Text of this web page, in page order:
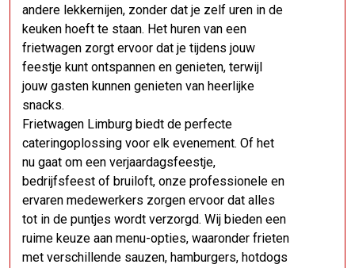
andere lekkernijen, zonder dat je zelf uren in de
keuken hoeft te staan. Het huren van een
frietwagen zorgt ervoor dat je tijdens jouw
feestje kunt ontspannen en genieten, terwijl
jouw gasten kunnen genieten van heerlijke
snacks.
Frietwagen Limburg biedt de perfecte
cateringoplossing voor elk evenement. Of het
nu gaat om een verjaardagsfeestje,
bedrijfsfeest of bruiloft, onze professionele en
ervaren medewerkers zorgen ervoor dat alles
tot in de puntjes wordt verzorgd. Wij bieden een
ruime keuze aan menu-opties, waaronder frieten
met verschillende sauzen, hamburgers, hotdogs